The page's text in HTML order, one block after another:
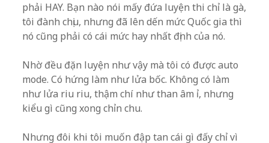
phải HAY. Bạn nào nói mấy đứa luyện thi chỉ là gà,
tôi đành chịu, nhưng đã lên dến mức Quốc gia thì
nó cũng phải có cái mức hay nhất định của nó.
Nhờ đều đặn luyện như vậy mà tôi có được auto
mode. Có hứng làm như lửa bốc. Không có làm
như lửa riu riu, thậm chí như than âm ỉ, nhưng
kiểu gì cũng xong chỉn chu.
Nhưng đôi khi tôi muốn đập tan cái gì đấy chỉ vì